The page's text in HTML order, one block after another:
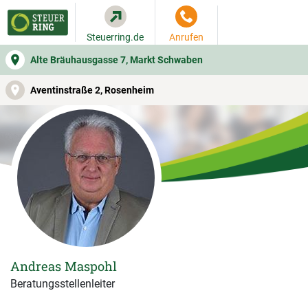
Alte Bräuhausgasse 7, Markt Schwaben
Aventinstraße 2, Rosenheim
Steuerring.de Anrufen
WER SIE BERÄT BEITRAGSRECHNER
Andreas Maspohl
Beratungsstellenleiter